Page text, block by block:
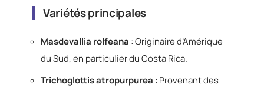
Variétés principales
Masdevallia rolfeana : Originaire d’Amérique
du Sud, en particulier du Costa Rica.
Trichoglottis atropurpurea : Provenant des